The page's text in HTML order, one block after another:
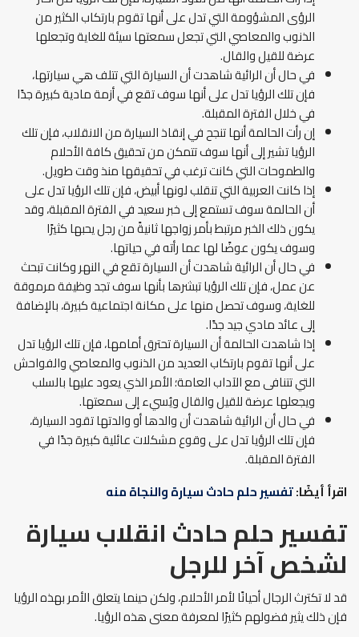
الرؤى المشؤومة التي تدل على أنها تقوم بارتكاب الكثير من
الذنوب والمعاصي التي تجعل سمعتها سيئة للغاية وتجعلها
عرضة للقيل والقال.
في حال أن الرائية شاهدت أن السيارة التي تتلف هي سيارتها،
فإن تلك الرؤيا تدل على أنها سوف تقع في أزمة مادية كبيرة جدًا
في خلال الفترة المقبلة.
إن رأت الحالمة أنها تنجح في إنقاذ السيارة من الانقلاب، فإن تلك
الرؤيا تشير إلى أنها سوف تتمكن من تحقيق كافة الأحلام
والطموحات التي كانت ترغب في تحقيقها منذ وقت طويل.
إذا كانت العربية التي تنقلب لونها أبيض، فإن تلك الرؤيا تدل على
أن الحالمة سوف تستمع إلى خبر سعيد في الفترة المقبلة، وقد
يكون ذلك الخبر مرتبط بأمر زواجها ثانيةً من رجل يحبها كثيرًا
وسوف يكون عوضًا لها عما رأته في حياتها.
في حال أن الرائية شاهدت أن السيارة تقع في النهر وكانت تبحث
عن عمل، فإن تلك الرؤيا تبشرها بأنها سوف تجد وظيفة مرموقة
للغاية، وسوف تحصل منها على مكانة اجتماعية كبيرة، بالإضافة
إلى عائد مادي جيد جدًا.
إذا شاهدت الحالمة أن السيارة تحترق أمامها، فإن تلك الرؤيا تدل
على أنها تقوم بارتكاب العديد من الذنوب والمعاصي والفواحش
التي تتنافى مع الآداب العامة؛ الأمر الذي يعود عليها بالسلب
ويجعلها عرضة للقيل والقال ويُسيء إلى سمعتها.
في حال أن الرائية شاهدت أن والدها أو والدتها تقود السيارة،
فإن تلك الرؤيا تدل على وقوع مشكلات عائلية كبيرة جدًا في
الفترة المقبلة.
اقرأ أيضًا:تفسير حلم حادث سيارة والنجاة منه
تفسير حلم حادث انقلاب سيارة
لشخص آخر للرجل
قد لا تكترث الرجال أحيانًا لأمر الأحلام، ولكن حينما يتعلق الأمر بهذه الرؤيا
فإن ذلك يثير فضولهم كثيرًا لمعرفة معنى هذه الرؤيا.